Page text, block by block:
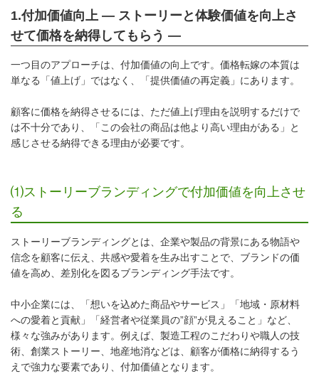
1.付加価値向上 ― ストーリーと体験価値を向上さ
せて価格を納得してもらう ―
一つ目のアプローチは、付加価値の向上です。価格転嫁の本質は
単なる「値上げ」ではなく、「提供価値の再定義」にあります。
顧客に価格を納得させるには、ただ値上げ理由を説明するだけで
は不十分であり、「この会社の商品は他より高い理由がある」と
感じさせる納得できる理由が必要です。
⑴ストーリーブランディングで付加価値を向上させ
る
ストーリーブランディングとは、企業や製品の背景にある物語や
信念を顧客に伝え、共感や愛着を生み出すことで、ブランドの価
値を高め、差別化を図るブランディング手法です。
中小企業には、「想いを込めた商品やサービス」「地域・原材料
への愛着と貢献」「経営者や従業員の”顔”が見えること」など、
様々な強みがあります。例えば、製造工程のこだわりや職人の技
術、創業ストーリー、地産地消などは、顧客が価格に納得するう
えで強力な要素であり、付加価値となります。